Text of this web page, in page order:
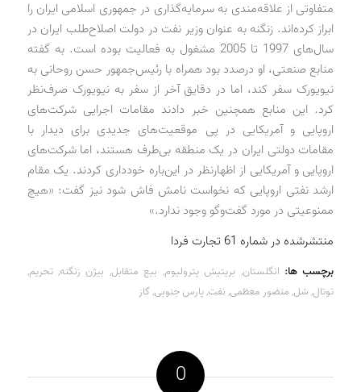
متفاوتی از علاقه‌مندی به سرمایه‌گذاری در جمهوری اسلامی ایران را
ابراز کرده‌اند. زنگنه به عنوان وزیر نفت در دولت اصلاح‌طلب ایران در
سال‌های 1997 تا 2005 مشغول به فعالیت بوده است. به گفته
منابع صنعتی، او درصدد بود همراه با رئیس‌جمهور حسن روحانی به
نیویورک سفر کند، اما در دقایق آخر از سفر به نیویورک صرف‌نظر
کرد. این منابع همچنین خبر دادند مقامات اجرایی شرکت‌های
اروپایی و آمریکایی در پی موقعیت‌های جدیدی برای دیدار با
مقامات دولتی ایران در یک منطقه بی‌طرف هستند، اما شرکت‌های
اروپایی و آمریکایی از اظهارنظر در این‌باره خودداری کردند. یک مقام
ارشد نفتی اروپایی که نخواست نامش فاش شود نیز گفت: «هیچ
ممنوعیتی در مورد گفت‌وگو وجود ندارد.»
منتشرشده در شماره 61 تجارت فردا
برچسب ها: انگلستان, بریتیش پترولیوم, بیع متقابل, بیژن زنگنه,تحریم,
توتال,شل,منضور معظمی,نفت,پارس جنوبی,گاز
0